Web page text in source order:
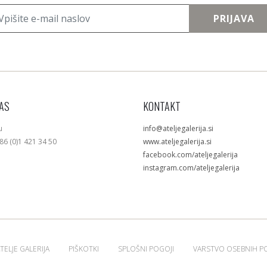
PRIJAVA
(0)1 421 34 50
KONTAKT
info@ateljegalerija.si
www.ateljegalerija.si
facebook.com/ateljegalerija
instagram.com/ateljegalerija
GALERIJA PIŠKOTKI SPLOŠNI POGOJI VARSTVO OSEBNIH